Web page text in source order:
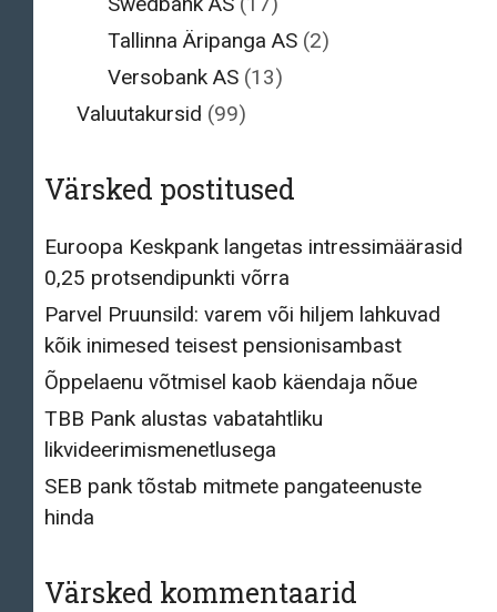
Tallinna Äripanga AS (2)
Versobank AS (13)
Valuutakursid (99)
Värsked postitused
Euroopa Keskpank langetas intressimäärasid
0,25 protsendipunkti võrra
Parvel Pruunsild: varem või hiljem lahkuvad
kõik inimesed teisest pensionisambast
Õppelaenu võtmisel kaob käendaja nõue
TBB Pank alustas vabatahtliku
likvideerimismenetlusega
SEB pank tõstab mitmete pangateenuste
hinda
Värsked kommentaarid